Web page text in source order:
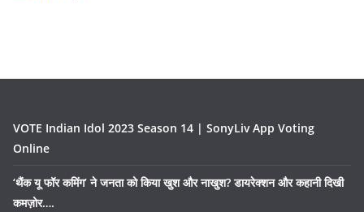
VOTE Indian Idol 2023 Season 14 | SonyLiv App Voting
Online
‘थैंक यू फॉर कमिंग’ ने जनता को किया खुश और नाखुश? डायरेक्शन और कहानी दिखी
कमज़ोर….